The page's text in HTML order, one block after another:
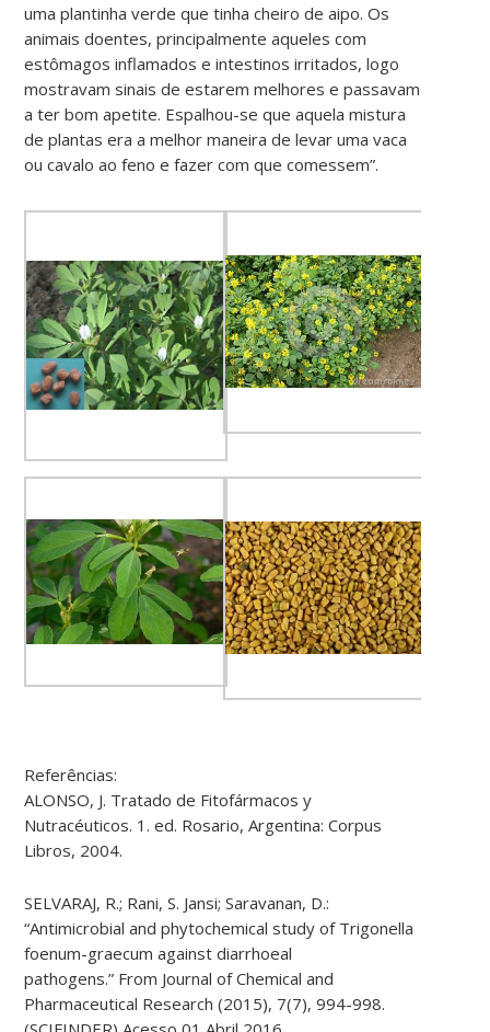
uma plantinha verde que tinha cheiro de aipo. Os
animais doentes, principalmente aqueles com
estômagos inflamados e intestinos irritados, logo
mostravam sinais de estarem melhores e passavam
a ter bom apetite. Espalhou-se que aquela mistura
de plantas era a melhor maneira de levar uma vaca
ou cavalo ao feno e fazer com que comessem”.
Referências:
ALONSO, J. Tratado de Fitofármacos y
Nutracéuticos. 1. ed. Rosario, Argentina: Corpus
Libros, 2004.
SELVARAJ, R.; Rani, S. Jansi; Saravanan, D.:
“Antimicrobial and phytochemical study of Trigonella
foenum-graecum against diarrhoeal
pathogens.” From Journal of Chemical and
Pharmaceutical Research (2015), 7(7), 994-998.